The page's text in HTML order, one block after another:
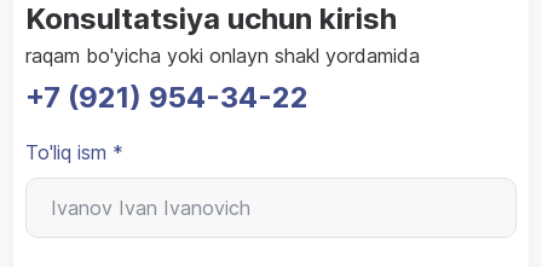
Konsultatsiya uchun kirish
raqam bo'yicha yoki onlayn shakl yordamida
+7 (921) 954-34-22
To'liq ism *